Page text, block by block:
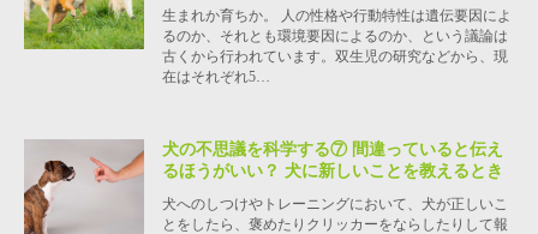
生まれか育ちか。 人の性格や行動特性は遺伝要因によ
るのか、それとも環境要因によるのか、という議論は
古くから行われています。双生児の研究などから、現
在はそれぞれ5…
犬の不思議を科学する⑦ 間違っていると伝え
るほうがいい？ 犬に新しいことを教えるとき
犬へのしつけやトレーニングにおいて、犬が正しいこ
とをしたら、褒めたりクリッカーをならしたりして報